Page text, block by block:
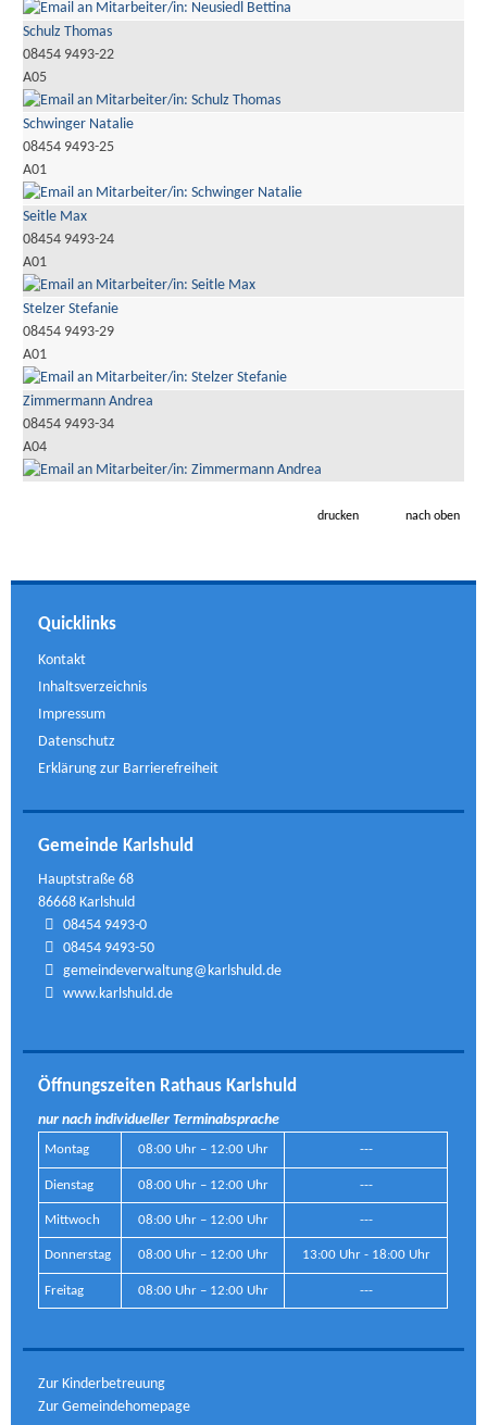
Schulz Thomas
08454 9493-22
A05
Schwinger Natalie
08454 9493-25
A01
Seitle Max
08454 9493-24
A01
Stelzer Stefanie
08454 9493-29
A01
Zimmermann Andrea
08454 9493-34
A04
drucken nach oben
Quicklinks
Kontakt
Inhaltsverzeichnis
Impressum
Datenschutz
Erklärung zur Barrierefreiheit
Gemeinde Karlshuld
Hauptstraße 68
86668 Karlshuld
08454 9493-0
08454 9493-50
gemeindeverwaltung@karlshuld.de
www.karlshuld.de
Öffnungszeiten Rathaus Karlshuld
nur nach individueller Terminabsprache
Montag 08:00 Uhr – 12:00 Uhr ---
Dienstag 08:00 Uhr – 12:00 Uhr ---
Mittwoch 08:00 Uhr – 12:00 Uhr ---
Donnerstag 08:00 Uhr – 12:00 Uhr 13:00 Uhr - 18:00 Uhr
Freitag 08:00 Uhr – 12:00 Uhr ---
Zur Kinderbetreuung
Zur Gemeindehomepage